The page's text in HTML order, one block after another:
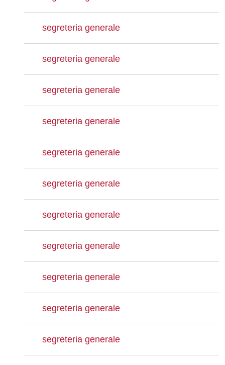
segreteria generale
segreteria generale
segreteria generale
segreteria generale
segreteria generale
segreteria generale
segreteria generale
segreteria generale
segreteria generale
segreteria generale
segreteria generale